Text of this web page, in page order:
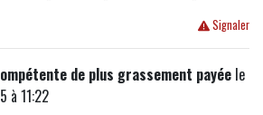
Signaler
de plus grassement payéele
à 11:22